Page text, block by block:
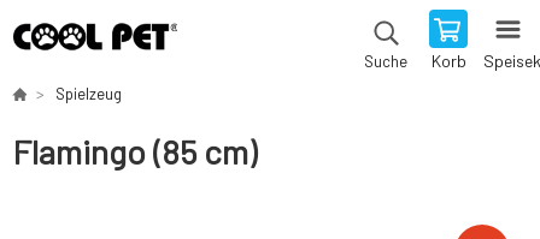
Suche Korb
Spielzeug
Flamingo (85 cm)